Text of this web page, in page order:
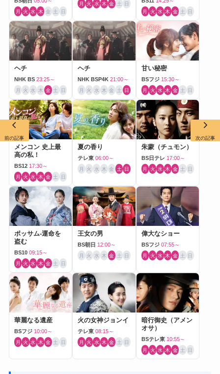
月 火 水 木 金 土 日
月 火 水 木 金 土 日
月 火 水 木 金 土 日
ヘチ
NHK BS 23:25～
月 火 水 木 金 土 日
ヘチ
NHK BSP4K 21:00～
月 火 水 木 金 土 日
甘い秘密
BSフジ 15:30～
月 火 水 木 金 土 日
メンコン 史上最
高の私！
BS12 17:30～
月 火 水 木 金 土 日
夏の香り
テレ東 06:00～
月 火 水 木 金 土 日
朱蒙（チュモン）
BS日テレ 17:00～
月 火 水 木 金 土 日
ポッサム-運命を
盗む
BS10 09:15～
月 火 水 木 金 土 日
王女の男
BS朝日 12:00～
月 火 水 木 金 土 日
偉大なショー
BSフジ 07:55～
月 火 水 木 金 土 日
華麗なる遺産
BSフジ 10:00～
月 火 水 木 金 土 日
火の女神ジョンイ
テレ東 08:15～
月 火 水 木 金 土 日
暗行御史（アメン
オサ）
BSテレ東 10:55～
月 火 水 木 金 土 日
前の記事 次の記事